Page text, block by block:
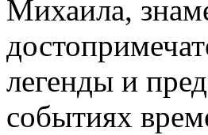
Михаила,
легенды и
событиях